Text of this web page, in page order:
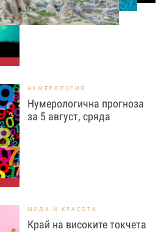
НУМЕРОЛОГИЯ
Нумерологична прогноза
за 5 август, сряда
МОДА И КРАСОТА
Край на високите токчета